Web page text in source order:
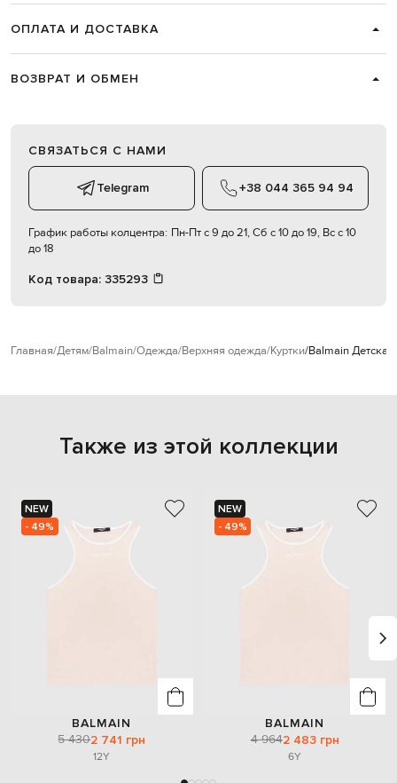
ОПЛАТА И ДОСТАВКА
ВОЗВРАТ И ОБМЕН
СВЯЗАТЬСЯ С НАМИ
Telegram +38 044 365 94 94
График работы колцентра: Пн-Пт с 9 до 21, Сб с 10 до 19, Вс с 10
до 18
Код товара: 335293
Главная Детям Balmain Одежда Верхняя одежда Куртки Balmain
Также из этой коллекции
NEW
- 49%
BALMAIN
5 4302 741 грн
12Y
NEW
- 49%
BALMAIN
4 9642 483 грн
6Y